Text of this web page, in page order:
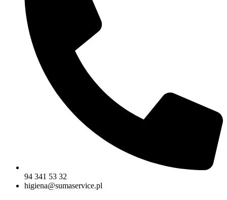
94 341 53 32
higiena@sumaservice.pl